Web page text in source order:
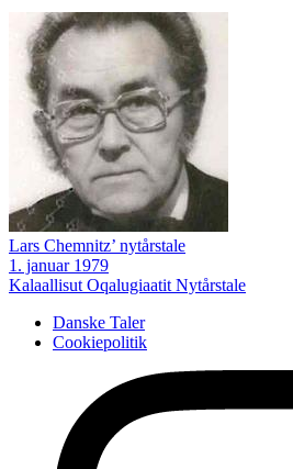
Lars Chemnitz’ nytårstale
1. januar 1979
Kalaallisut Oqalugiaatit Nytårstale
Danske Taler
Cookiepolitik